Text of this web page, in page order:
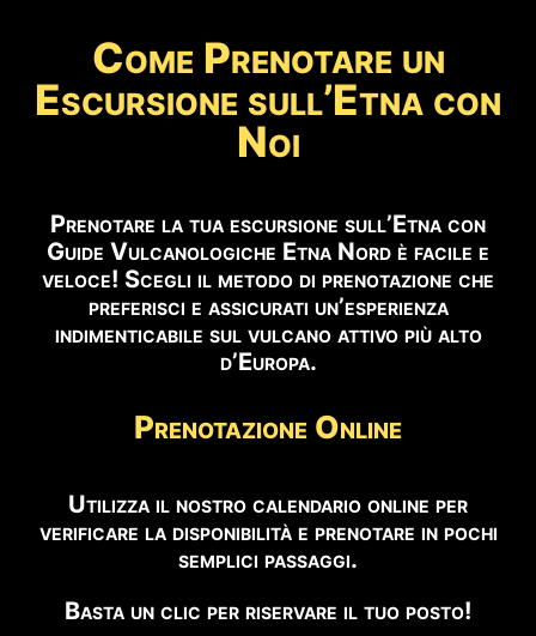
Come Prenotare un
Escursione sull’Etna con
Noi
Prenotare la tua escursione sull’Etna con
Guide Vulcanologiche Etna Nord è facile e
veloce! Scegli il metodo di prenotazione che
preferisci e assicurati un’esperienza
indimenticabile sul vulcano attivo più alto
d’Europa.
Prenotazione Online
Utilizza il nostro calendario online per
verificare la disponibilità e prenotare in pochi
semplici passaggi.
Basta un clic per riservare il tuo posto!